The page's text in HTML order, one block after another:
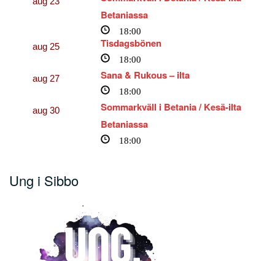
Betaniassa
18:00
aug 25 Tisdagsbönen
18:00
aug 27 Sana & Rukous – ilta
18:00
aug 30
Sommarkväll i Betania / Kesä-ilta
Betaniassa
18:00
Ung i Sibbo